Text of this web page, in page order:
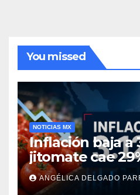
You missed
NOTICIAS MX
Inflación baja a
jitomate cae
cebolla y
encarecen
ANGÉLICA DELGADO